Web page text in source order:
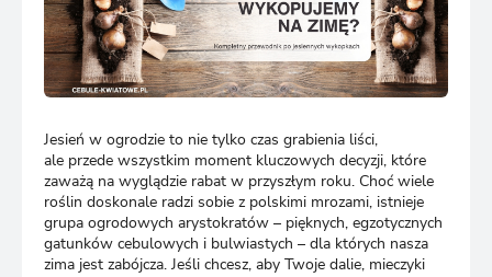
Jesień w ogrodzie to nie tylko czas grabienia liści,
ale przede wszystkim moment kluczowych decyzji, które
zaważą na wyglądzie rabat w przyszłym roku. Choć wiele
roślin doskonale radzi sobie z polskimi mrozami, istnieje
grupa ogrodowych arystokratów – pięknych, egzotycznych
gatunków cebulowych i bulwiastych – dla których nasza
zima jest zabójcza. Jeśli chcesz, aby Twoje dalie, mieczyki